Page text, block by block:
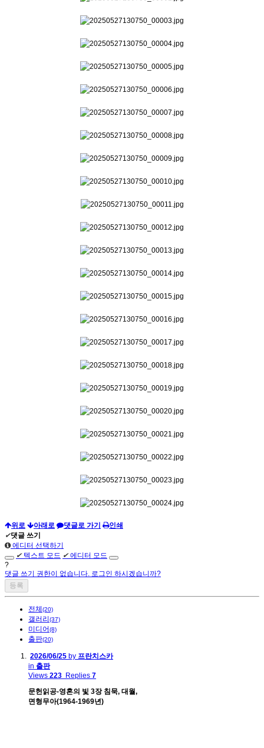
위로 아래로 댓글로 가기
인쇄
✔댓글 쓰기
에디터 선택하기
✔ 텍스트 모드 ✔에디터 모드
?
댓글 쓰기 권한이 없습니다. 로그인 하시겠습니까?
전체 (20)
갤러리 (37)
미디어(8)
출판(20)
2026/06/25 by 프란치스카
in 출판
Views 223 Replies 7
문헌읽공-영혼의 빛 3장 침묵, 대월,
면형무아(1964-1969년)